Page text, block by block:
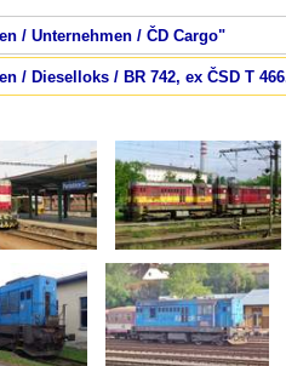
/ Unternehmen / ČD Cargo"
/ Dieselloks / BR 742, ex ČSD T